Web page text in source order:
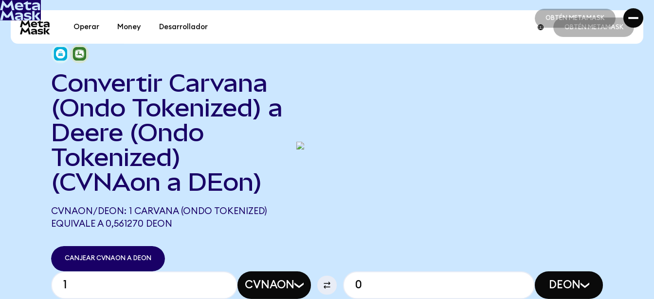
OBTÉN METAMASK
OBTÉN METAMASK
Operar Money Desarrollador OBTÉN METAMASK
Convertir Carvana
(Ondo Tokenized) a
Deere (Ondo
Tokenized)
(CVNAon a DEon)
CVNAON/DEON: 1 CARVANA (ONDO TOKENIZED)
EQUIVALE A 0,561270 DEON
CANJEAR CVNAON A DEON
CVNAON DEON